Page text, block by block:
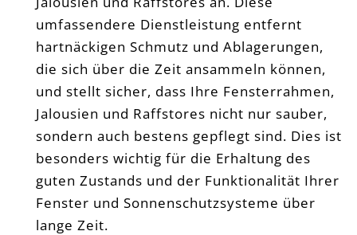
umfassendere Dienstleistung entfernt
hartnäckigen Schmutz und Ablagerungen,
die sich über die Zeit ansammeln können,
und stellt sicher, dass Ihre Fensterrahmen,
Jalousien und Raffstores nicht nur sauber,
sondern auch bestens gepflegt sind. Dies ist
besonders wichtig für die Erhaltung des
guten Zustands und der Funktionalität Ihrer
Fenster und Sonnenschutzsysteme über
lange Zeit.